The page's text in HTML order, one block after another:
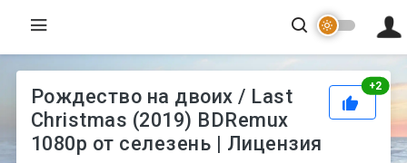
+2
Рождество на двоих / Last
Christmas (2019) BDRemux
1080p от селезень | Лицензия